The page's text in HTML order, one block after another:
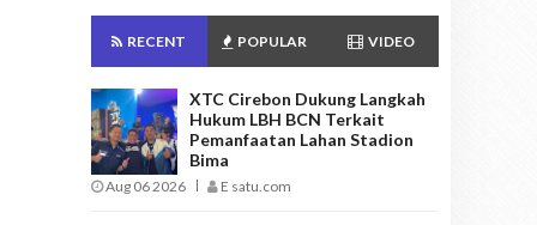
RECENT POPULAR VIDEO
XTC Cirebon Dukung Langkah
Hukum LBH BCN Terkait
Pemanfaatan Lahan Stadion
Bima
Aug 06 2026 E satu.com